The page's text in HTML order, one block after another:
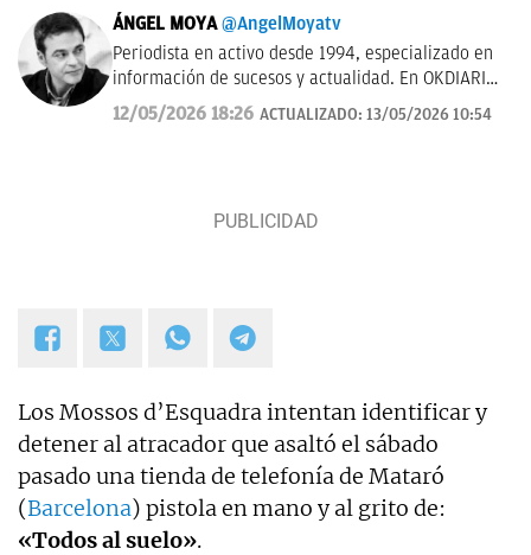
ÁNGEL MOYA @AngelMoyatv
Periodista en activo desde 1994, especializado en
información de sucesos y actualidad. En OKDIARIO
desde el año 2018. Fui redactor del Diario de Las
Palmas, pasé por los Informativos de Telecinco, me
hasta el año 2019 y desde entonces colaboro con
libros "Los reyes latinos", "Red de mentiras" y "Tras
el muro".
12/05/2026 18:26 ACTUALIZADO: 13/05/2026 10:54
Los Mossos d’Esquadra intentan identificar y
detener al atracador que asaltó el sábado
pasado una tienda de telefonía de Mataró
(Barcelona) pistola en mano y al grito de:
«Todos al suelo».